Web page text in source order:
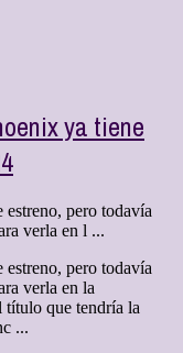
ya tiene
pero todavía
verla en l ...
pero todavía
verla en la
título que tendría la
...